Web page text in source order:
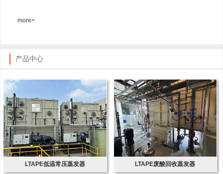
more>
产品中心
LTAPE低温常压蒸发器 LTAPE废酸回收蒸发器